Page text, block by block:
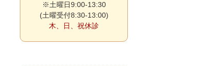
※土曜日9:00-13:30
(土曜受付8:30-13:00)
木、日、祝休診